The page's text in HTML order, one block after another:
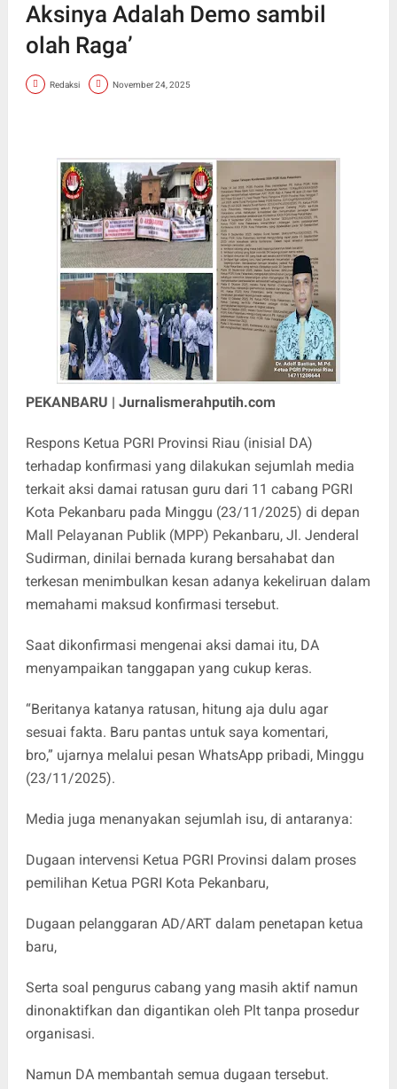
Aksinya Adalah Demo sambil
olah Raga’
Redaksi November 24, 2025
PEKANBARU | Jurnalismerahputih.com
Respons Ketua PGRI Provinsi Riau (inisial DA)
terhadap konfirmasi yang dilakukan sejumlah media
terkait aksi damai ratusan guru dari 11 cabang PGRI
Kota Pekanbaru pada Minggu (23/11/2025) di depan
Mall Pelayanan Publik (MPP) Pekanbaru, Jl. Jenderal
Sudirman, dinilai bernada kurang bersahabat dan
terkesan menimbulkan kesan adanya kekeliruan dalam
memahami maksud konfirmasi tersebut.
Saat dikonfirmasi mengenai aksi damai itu, DA
menyampaikan tanggapan yang cukup keras.
“Beritanya katanya ratusan, hitung aja dulu agar
sesuai fakta. Baru pantas untuk saya komentari,
bro,” ujarnya melalui pesan WhatsApp pribadi, Minggu
(23/11/2025).
Media juga menanyakan sejumlah isu, di antaranya:
Dugaan intervensi Ketua PGRI Provinsi dalam proses
pemilihan Ketua PGRI Kota Pekanbaru,
Dugaan pelanggaran AD/ART dalam penetapan ketua
baru,
Serta soal pengurus cabang yang masih aktif namun
dinonaktifkan dan digantikan oleh Plt tanpa prosedur
organisasi.
Namun DA membantah semua dugaan tersebut.